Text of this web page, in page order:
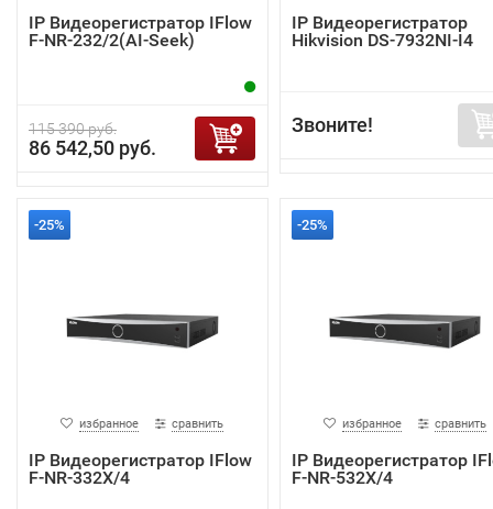
IP Видеорегистратор IFlow
F-NR-232/2(AI-Seek)
115 390 руб.
86 542,50 руб.
IP Видеорегистратор
Hikvision DS-7932NI-I4
Звоните!
-25%
избранное сравнить
IP Видеорегистратор IFlow
F-NR-332X/4
-25%
избранное сравнить
IP Видеорегистратор
F-NR-532X/4